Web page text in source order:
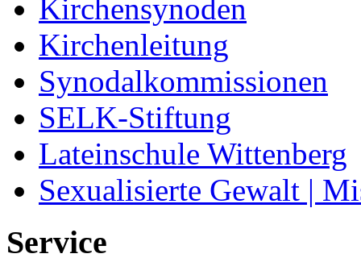
Kirchensynoden
Kirchenleitung
Synodalkommissionen
SELK-Stiftung
Lateinschule Wittenberg
Sexualisierte Gewalt |
Service